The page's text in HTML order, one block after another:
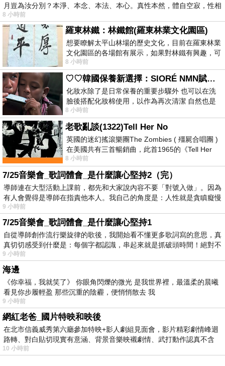
月豈為汝分別？本淨、本念、本法、本心。真性本然，體自空寂，性相
8 小時前
羅東林鐵：林鐵館(羅東林業文化園區)
想要瞭解太平山林場的歷史文化，目前在羅東林業
文化園區的各場館有展示，如果對林鐵有興趣，可
以到林鐵館。 這裡展示從山下
8 小時前
♡♡韓國保養新選擇：SIORÉ NMN賦活泡泡化妝水♡♡
化妝水除了是日常保養的重要步驟外 也可以在洗
臉後搭配化妝棉使用，以作為再次清潔 自然也是
我的保養必備品項 不過，我對於化妝
8 小時前
老歌亂談(1322)Tell Her No
英國的迷幻搖滾樂團The Zombies ( 殭屍合唱團 )
在美國共有三首暢銷曲，此首1965的《Tell Her
No》即為其中之一，在告示牌百大單曲
8 小時前
7/25音樂會_歌詞體會_是什麼讓心堅持2（完）
導師連在大型活動上課前，都先和大家說內容不要「對號入做」。因為
有人會覺得是導師在指責他本人。我自己的角度是：人性就是貪瞋癡慢
9 小時前
7/25音樂會_歌詞體會_是什麼讓心堅持1
自從導師創作流行樂旋律的歌後，我開始看不懂更多歌詞寫的意思，真
真切切感受到什麼是：每個字都認識，串起來就是抓破頭時間！絕對不
9 小時前
海邊
《你幸福，我就笑了》 你眼角閃爍的微光 是我世界裡，最溫柔的晨曦
看見你步履輕盈 那些沉重的陰霾，便悄悄散去 我
9 小時前
網紅老爸_國片特映和映後
在北市信義威秀第六廳參加特映+影人劇組見面會，影片精彩劇情峰迴
路轉、對白貼切現實有意涵、背景音樂映襯劇情、武打動作認真不含
糊、
10 小時前